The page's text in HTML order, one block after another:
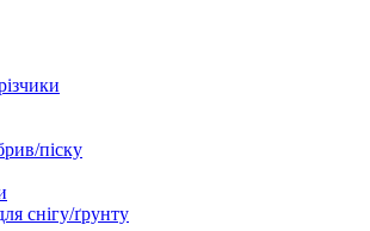
піску
снігу/ґрунту